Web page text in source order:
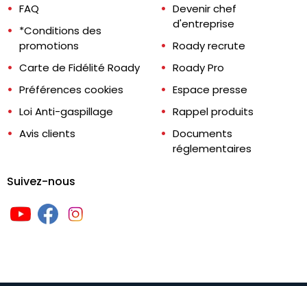
FAQ
*Conditions des
promotions
Carte de Fidélité Roady
Préférences cookies
Loi Anti-gaspillage
Avis clients
Devenir chef
d'entreprise
Roady recrute
Roady Pro
Espace presse
Rappel produits
Documents
réglementaires
Suivez-nous